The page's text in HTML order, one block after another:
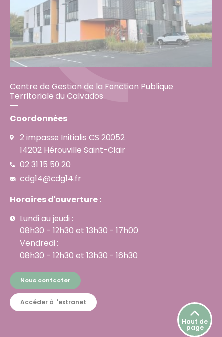
Haut de
page
Centre de Gestion de la Fonction Publique
Territoriale du Calvados
Coordonnées
2 impasse Initialis CS 20052
14202 Hérouville Saint-Clair
02 31 15 50 20
cdg14@cdg14.fr
Horaires d'ouverture :
Lundi au jeudi :
08h30 - 12h30 et 13h30 - 17h00
Vendredi :
08h30 - 12h30 et 13h30 - 16h30
Nous contacter
Accéder à l'extranet